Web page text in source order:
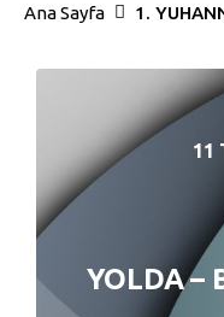
Ana Sayfa 1.
11
YOLDA –
11
YOLDA –